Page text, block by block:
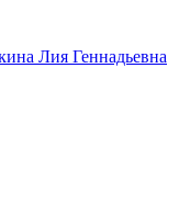
Лия Геннадьевна